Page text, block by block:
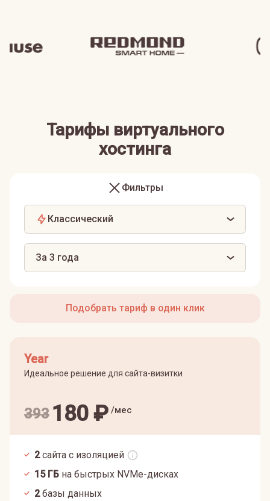
Тарифы виртуального
хостинга
Фильтры
Классический
За 3 года
Подобрать тариф в один клик
Year
Идеальное решение для сайта-визитки
393 180₽ /мес
2 сайта с изоляцией
15ГБ на быстрых NVMe-дисках
2базы данных